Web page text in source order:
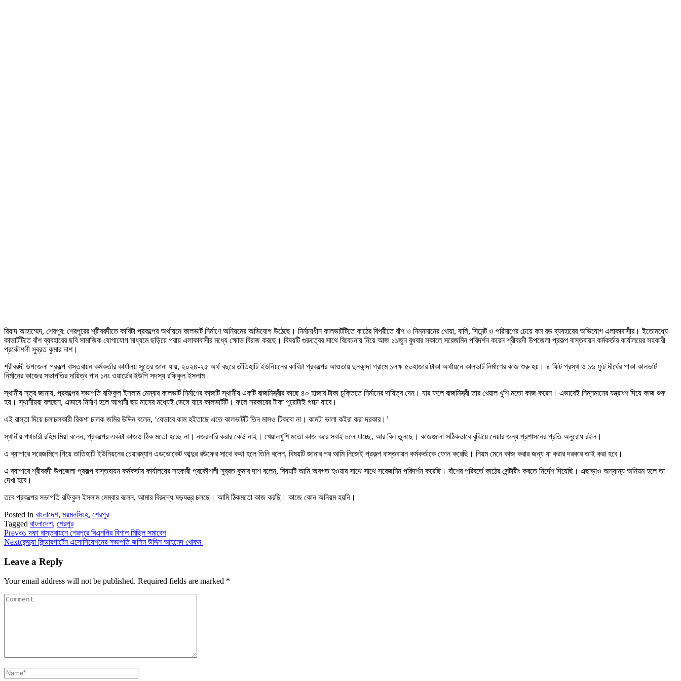
রিয়াদ আহাম্মেদ, শেরপুর: শেরপুরের শ্রীবরদীতে কাবিটা প্রকল্পের অর্থায়নে কালভার্ট নির্মাণে অনিয়মের অভিযোগ উঠেছে। নির্মানাধীন কালভার্টটিতে কাঠের বিপরীতে বাঁশ ও নিম্নমানের খোয়া, বালি, সিমেন্ট ও পরিমাণের চেয়ে কম রড ব্যবহারের অভিযোগ এলাকাবাসীর। ইতোমধ্যে
কাভার্টটিতে বাঁশ ব্যবহারের ছবি সামাজিক যোগাযোগ মাধ্যমে ছড়িয়ে পরায় এলাকাবাসীর মধ্যে ক্ষোভ বিরাজ করছে। বিষয়টি গুরুত্বের সাথে বিবেচনায় নিয়ে আজ ১১জুন বুধবার সকালে সরেজমিন পরিদর্শন করেন শ্রীবরদী উপজেলা প্রকল্প বাস্তবায়ন কর্মকর্তার কার্যালয়ের সহকারী
প্রকৌশলী সুব্রত কুমার দাশ।
শ্রীবরদী উপজেলা প্রকল্প বাস্তবায়ন কর্মকর্তার কার্যালয় সূত্রে জানা যায়, ২০২৪-২৫ অর্থ বছরে তাঁতিহাটি ইউনিয়নের কাবিটা প্রকল্পের আওতায় ছনকান্দা গ্রামে ১লক্ষ ৫০হাজার টাকা অর্থায়নে কালভার্ট নির্মাণের কাজ শুরু হয়। ৪ ফিট প্রস্থ ও ১৬ ফুট দীর্ঘের পাকা কালভার্ট
নির্মানের কাজের সভাপতির দায়িত্ব পান ১নং ওয়ার্ডের ইউপি সদস্য রফিকুল ইসলাম।
স্থানীয় সূত্র জানায়, প্রকল্পের সভাপতি রফিকুল ইসলাম মেম্বার কালভার্ট নির্মাণের কাজটি স্থানীয় একটি রাজমিস্ত্রীর কাছে ৪০ হাজার টাকা চুক্তিতে নির্মানের দায়িত্ব দেন। যার ফলে রাজমিস্ত্রী তার খেয়াল খুশি মতো কাজ করেন। এভাবেই নিম্নমানের যন্ত্রাংশ দিয়ে কাজ শুরু
হয়। স্থানীয়রা বলছেন, এভাবে নির্মাণ হলে আগামী ছয় মাসের মধ্যেই ভেঙ্গে যাবে কালভার্টটি। ফলে সরকারের টাকা পুরোটাই গচ্চা যাবে।
এই রাস্তা দিয়ে চলাচলকারী রিকশা চালক জমির উদ্দিন বলেন, ‘যেভাবে কাম হইতাছে এতে কালভার্টটি তিন মাসও টিকবো না। কামটা ভালা কইরা করা দরকার।’
স্থানীয় পথচারী রহিম মিয়া বলেন, প্রকল্পের একটা কাজও ঠিক মতো হচ্ছে না। নজরদারি করার কেউ নাই। খেয়ালখুশি মতো কাজ করে সবাই চলে যাচ্ছে, আর বিল তুলছে। কাজগুলো সঠিকভাবে বুঝিয়ে নেয়ার জন্য প্রশাসনের প্রতি অনুরোধ রইল।
এ ব্যাপারে সরেজমিনে গিয়ে তাতিহাটি ইউনিয়নের চেয়ারম্যান এডভোকেট আব্দুর রউফের সাথে কথা হলে তিনি বলেন, বিষয়টি জানার পর আমি নিজেই প্রকল্প বাস্তবায়ন কর্মকর্তাকে ফোন করেছি। নিয়ম মেনে কাজ করার জন্য যা করার দরকার তাই করা হবে।
এ ব্যাপারে শ্রীবরদী উপজেলা প্রকল্প বাস্তবায়ন কর্মকর্তার কার্যালয়ের সহকারী প্রকৌশলী সুব্রত কুমার দাশ বলেন, বিষয়টি আমি অবগত হওয়ার সাথে সাথে সরেজমিন পরিদর্শন করেছি। বাঁশের পরিবর্তে কাঠের সেন্টারীং করতে নির্দেশ দিয়েছি। এছাড়াও অন্যান্য অনিয়ম হলে তা
দেখা হবে।
তবে প্রকল্পের সভাপতি রফিকুল ইসলাম মেম্বার বলেন, আমার বিরুদ্ধে ষড়যন্ত্র চলছে। আমি ঠিকমতো কাজ করছি। কাজে কোন অনিয়ম হয়নি।
Posted in বাংলাদেশ, ময়মনসিংহ, শেরপুর
Tagged বাংলাদেশ, শেরপুর
Prev৩১ দফা বাস্তবায়নে শেরপুরে বিএনপির বিশাল মিছিল সমাবেশ
Nextকেন্দুয়া কিন্ডারগার্টেন এসোসিয়েশনের সভাপতি জসিম উদ্দিন আহমেদ খোকন
Leave a Reply
Your email address will not be published. Required fields are marked *